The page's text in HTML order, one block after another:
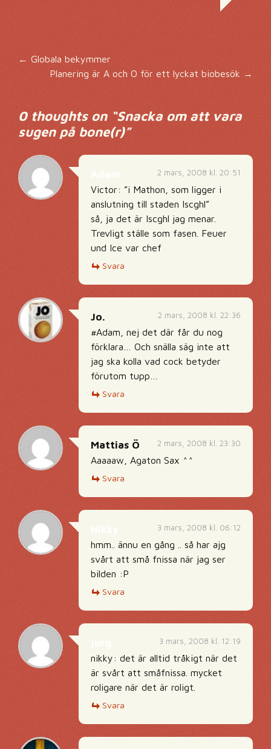
Inläggsnavigering
←Globala bekymmer
Planering är A och O för ett lyckat biobesök→
0 thoughts on “Snacka om att vara
sugen på bone(r)”
2 mars, 2008 kl. 20:51
Victor: ”i Mathon, som ligger i
anslutning till staden Iscghl”
så, ja det är Iscghl jag menar.
Trevligt ställe som fasen. Feuer
und Ice var chef
Svara
2 mars, 2008 kl. 22:36
Jo.
#Adam, nej det där får du nog
förklara… Och snälla säg inte att
jag ska kolla vad cock betyder
förutom tupp…
Svara
2 mars, 2008 kl. 23:30
Mattias Ö
Aaaaaw, Agaton Sax ^^
Svara
3 mars, 2008 kl. 06:12
hmm.. ännu en gång .. så har ajg
svårt att små fnissa när jag ser
bilden :P
Svara
3 mars, 2008 kl. 12:19
nikky: det är alltid tråkigt när det
är svårt att småfnissa. mycket
roligare när det är roligt.
Svara